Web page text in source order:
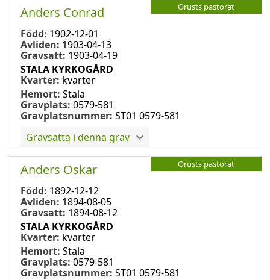
Orusts pastorat
Anders Conrad
Född: 1902-12-01
Avliden: 1903-04-13
Gravsatt: 1903-04-19
STALA KYRKOGÅRD
Kvarter: kvarter
Hemort: Stala
Gravplats: 0579-581
Gravplatsnummer: ST01 0579-581
Gravsatta i denna grav
Orusts pastorat
Anders Oskar
Född: 1892-12-12
Avliden: 1894-08-05
Gravsatt: 1894-08-12
STALA KYRKOGÅRD
Kvarter: kvarter
Hemort: Stala
Gravplats: 0579-581
Gravplatsnummer: ST01 0579-581